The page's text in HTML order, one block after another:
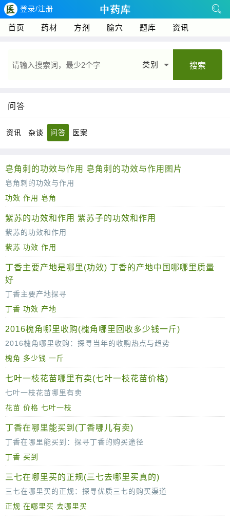
登录/注册
首页 药材 方剂 腧穴 题库 资讯
类别 搜索
问答
资讯 杂谈 问答 医案
皂角刺的功效与作用 皂角刺的功效与作用图片
皂角刺的功效与作用
皂角刺是一种传统的中药材，主要来源于豆科植物皂荚的棘刺。它具有多种医疗功效和作用，主要包括以下几个方面：
1. 消肿排脓
皂角刺性味辛、温，具有良好的
功效 作用 皂角
紫苏的功效和作用 紫苏子的功效和作用
紫苏的功效和作用
紫苏，又名桂荏、白苏、赤苏等，是一种常见的中草药，具有独特的芳香味道，同时也是一种营养价值较高的食材。以下是紫苏的一些主要功效和作用：
1. 药用价值
紫苏 功效 作用
丁香主要产地是哪里(功效) 丁香的产地中国哪哪里质量
好
丁香主要产地探寻
丁香，这一古老而神秘的香料和药材，自古以来便因其独特的香气和药用价值备受人们青睐。丁香原产于东南亚的热带和亚热带地区，如今已在全球多地广泛种植。那么，
丁香 功效 产地
2016槐角哪里收购(槐角哪里回收多少钱一斤)
2016槐角哪里收购：探寻当年的收购热点与趋势
2016年，对于中药材市场而言，是一个充满机遇与挑战的年份。槐角，作为中药材中的佼佼者，其药用价值和市场需求一直备受关注。那么，在201
槐角 多少钱 一斤
七叶一枝花苗哪里有卖(七叶一枝花苗价格)
七叶一枝花苗哪里有卖
七叶一枝花，这个富有诗意的名字，在中药材领域中有着不可忽视的地位。它不仅是中医药的珍贵药材，更是许多花卉爱好者的心头好。那么，七叶一枝花苗到底哪里
花苗 价格 七叶一枝
丁香在哪里能买到(丁香哪儿有卖)
丁香在哪里能买到：探寻丁香的购买途径
丁香，作为一种历史悠久且香气独特的中药材，在中医领域有着广泛的应用。它不仅具有温中降逆、补肾助阳的功效，还是许多传统香料的主要成分
丁香 买到
三七在哪里买的正规(三七去哪里买真的)
三七在哪里买的正规：探寻优质三七的购买渠道
三七，作为一种珍贵的中药材，因其独特的药用价值和保健功能而备受青睐。然而，市场上的三七品质参差不齐，如何购买到正规、优质的三七
正规 在哪里买 去哪里买